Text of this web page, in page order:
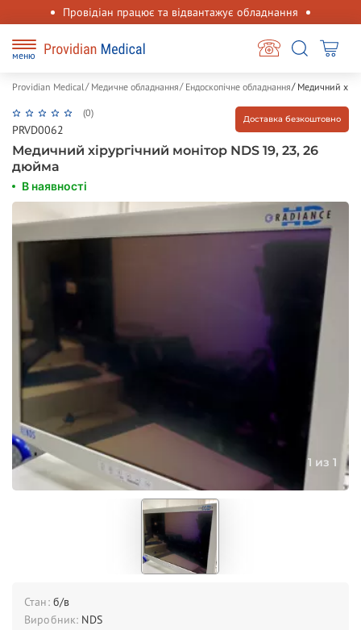
Провідіан працює та відвантажує обладнання
меню
Providian Medical Медичне обладнання Ендоскопічне обладнання Медичний
(0)
Доставка безкоштовно
PRVD0062
Медичний хірургічний монітор NDS 19, 23, 26
дюйма
В наявності
1 из 1
Стан: б/в
Виробник: NDS